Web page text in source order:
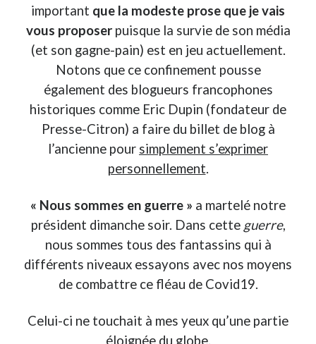
JFdansC’était pas mieux avant… à Lyon
Comment j’ai opéré ma vélorution toute personnelle
dans
Comment j’ai opéré ma vélorution toute personnelle
Renaud DucherdansComment j’ai opéré ma vélorution toute
personnelle
On parle de quoi ?
Geek
Green
Humeur
Lyon à Livre Ouvert
important que la modeste prose que je vais
vous proposerpuisque la survie de son média
(et son gagne-pain) est en jeu actuellement.
Notons que ce confinement pousse
également des blogueurs francophones
historiques comme Eric Dupin (fondateur de
Presse-Citron) a faire du billet de blog à
l’ancienne pour simplement s’exprimer
personnellement.
« Nous sommes en guerre » a martelé notre
président dimanche soir. Dans cette guerre,
nous sommes tous des fantassins qui à
différents niveaux essayons avec nos moyens
de combattre ce fléau de Covid19.
Celui-ci ne touchait à mes yeux qu’une partie
éloignée du globe.